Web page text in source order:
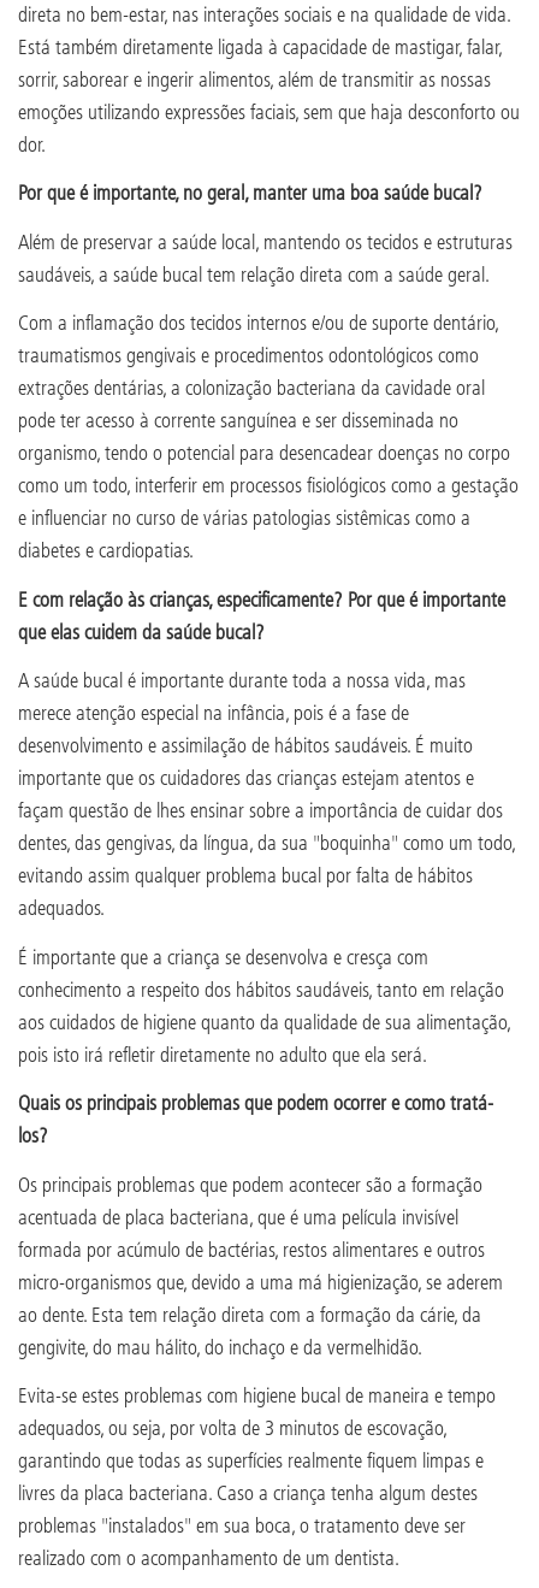
direta no bem-estar, nas interações sociais e na qualidade de vida.
Está também diretamente ligada à capacidade de mastigar, falar,
sorrir, saborear e ingerir alimentos, além de transmitir as nossas
emoções utilizando expressões faciais, sem que haja desconforto ou
dor.
Por que é importante, no geral, manter uma boa saúde bucal?
Além de preservar a saúde local, mantendo os tecidos e estruturas
saudáveis, a saúde bucal tem relação direta com a saúde geral.
Com a inflamação dos tecidos internos e/ou de suporte dentário,
traumatismos gengivais e procedimentos odontológicos como
extrações dentárias, a colonização bacteriana da cavidade oral
pode ter acesso à corrente sanguínea e ser disseminada no
organismo, tendo o potencial para desencadear doenças no corpo
como um todo, interferir em processos fisiológicos como a gestação
e influenciar no curso de várias patologias sistêmicas como a
diabetes e cardiopatias.
E com relação às crianças, especificamente? Por que é importante
que elas cuidem da saúde bucal?
A saúde bucal é importante durante toda a nossa vida, mas
merece atenção especial na infância, pois é a fase de
desenvolvimento e assimilação de hábitos saudáveis. É muito
importante que os cuidadores das crianças estejam atentos e
façam questão de lhes ensinar sobre a importância de cuidar dos
dentes, das gengivas, da língua, da sua "boquinha" como um todo,
evitando assim qualquer problema bucal por falta de hábitos
adequados.
É importante que a criança se desenvolva e cresça com
conhecimento a respeito dos hábitos saudáveis, tanto em relação
aos cuidados de higiene quanto da qualidade de sua alimentação,
pois isto irá refletir diretamente no adulto que ela será.
Quais os principais problemas que podem ocorrer e como tratá-
los?
Os principais problemas que podem acontecer são a formação
acentuada de placa bacteriana, que é uma película invisível
formada por acúmulo de bactérias, restos alimentares e outros
micro-organismos que, devido a uma má higienização, se aderem
ao dente. Esta tem relação direta com a formação da cárie, da
gengivite, do mau hálito, do inchaço e da vermelhidão.
Evita-se estes problemas com higiene bucal de maneira e tempo
adequados, ou seja, por volta de 3 minutos de escovação,
garantindo que todas as superfícies realmente fiquem limpas e
livres da placa bacteriana. Caso a criança tenha algum destes
problemas "instalados" em sua boca, o tratamento deve ser
realizado com o acompanhamento de um dentista.